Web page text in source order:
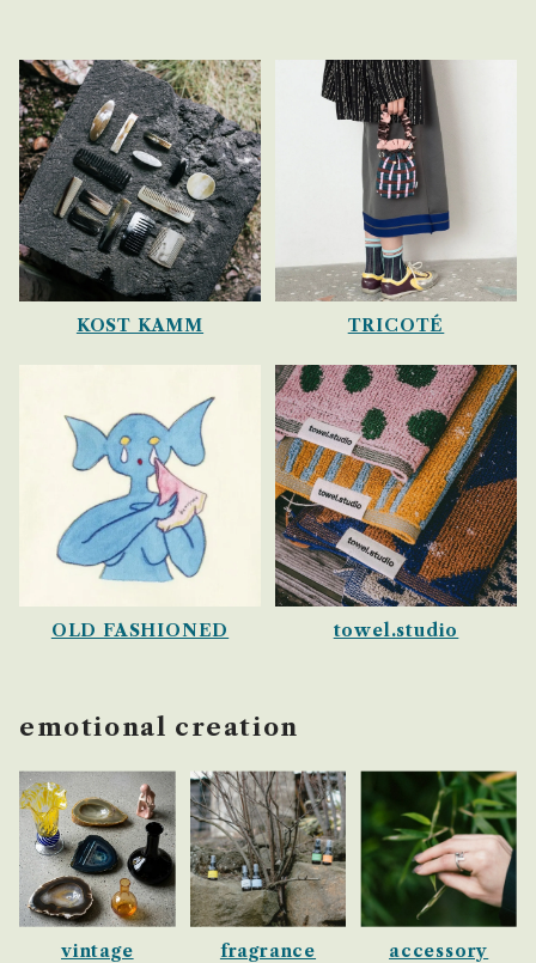
KOST KAMM TRICOTÉ
OLD FASHIONED towel.studio
emotional creation
vintage fragrance accessory